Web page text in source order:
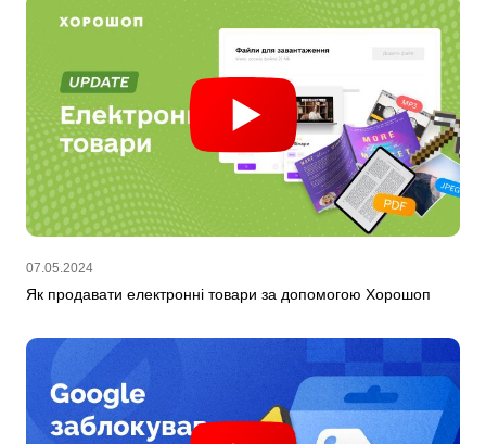
07.05.2024
Як продавати електронні товари за допомогою Хорошоп